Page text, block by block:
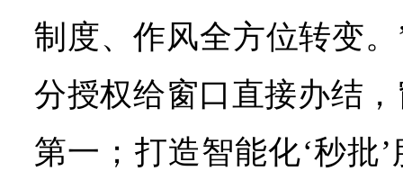
制度、作风全方位转变
分授权给窗口直接办结
第一；打造智能化‘秒批